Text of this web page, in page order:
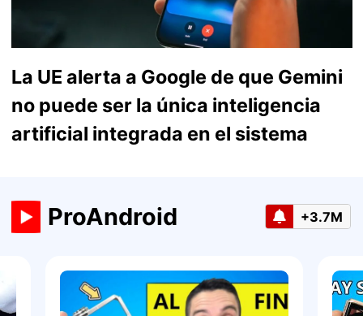
La UE alerta a Google de que Gemini
no puede ser la única inteligencia
artificial integrada en el sistema
ProAndroid +3.7M